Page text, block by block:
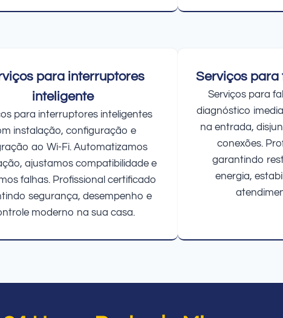
para interruptores
inteligente
para interruptores inteligentes
instalação, configuração e
ao Wi-Fi. Automatizamos
ajustamos compatibilidade e
falhas. Profissional certificado
segurança, desempenho e
moderno na sua casa.
Serviços para
Serviços para
diagnóstico
na entrada,
conexões.
garantindo
energia,